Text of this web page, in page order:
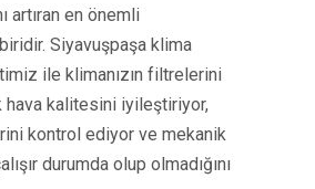
artıran en önemli
Siyavuşpaşa klima
ile klimanızın filtrelerini
kalitesini iyileştiriyor,
kontrol ediyor ve mekanik
durumda olup olmadığını